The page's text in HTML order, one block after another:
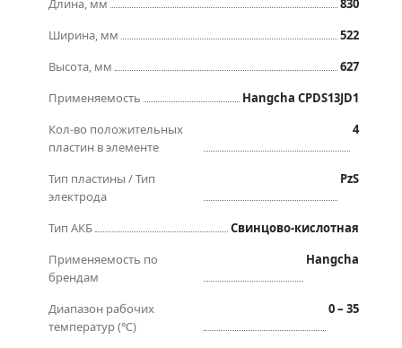
Длина, мм
830
Ширина, мм
522
Высота, мм
627
Применяемость
Hangcha CPDS13JD1
Кол-во положительных
пластин в элементе
4
Тип пластины / Тип
электрода
PzS
Тип АКБ
Свинцово-кислотная
Применяемость по
брендам
Hangcha
Диапазон рабочих
температур (℃)
0 – 35